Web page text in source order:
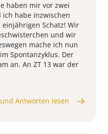
haben mir vor zwei
ich habe inzwischen
Schatz! Wir
und wir
mache ich nun
Spontanzyklus. Der
an. An ZT 13 war der
Antworten lesen